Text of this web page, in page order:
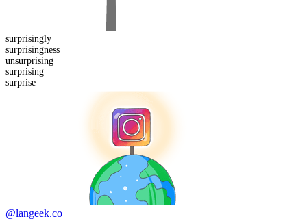
surprisingly
surprisingness
unsurprising
surprising
surprise
@langeek.co